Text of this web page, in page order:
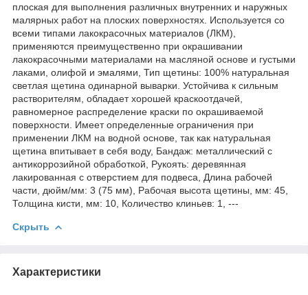
плоская для выполнения различных внутренних и наружных
малярных работ на плоских поверхностях. Используется со
всеми типами лакокрасочных материалов (ЛКМ),
применяются преимущественно при окрашивании
лакокрасочными материалами на масляной основе и густыми
лаками, олифой и эмалями, Тип щетины: 100% натуральная
светлая щетина одинарной выварки. Устойчива к сильным
растворителям, обладает хорошей краскоотдачей,
равномерное распределение краски по окрашиваемой
поверхности. Имеет определенные ограничения при
применении ЛКМ на водной основе, так как натуральная
щетина впитывает в себя воду, Бандаж: металлический с
антикоррозийной обработкой, Рукоять: деревянная
лакированная с отверстием для подвеса, Длина рабочей
части, дюйм/мм: 3 (75 мм), Рабочая высота щетины, мм: 45,
Толщина кисти, мм: 10, Количество клиньев: 1, ---
Скрыть
Характеристики